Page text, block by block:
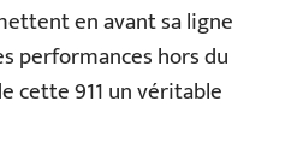
en avant sa ligne
performances hors du
cette 911 un véritable